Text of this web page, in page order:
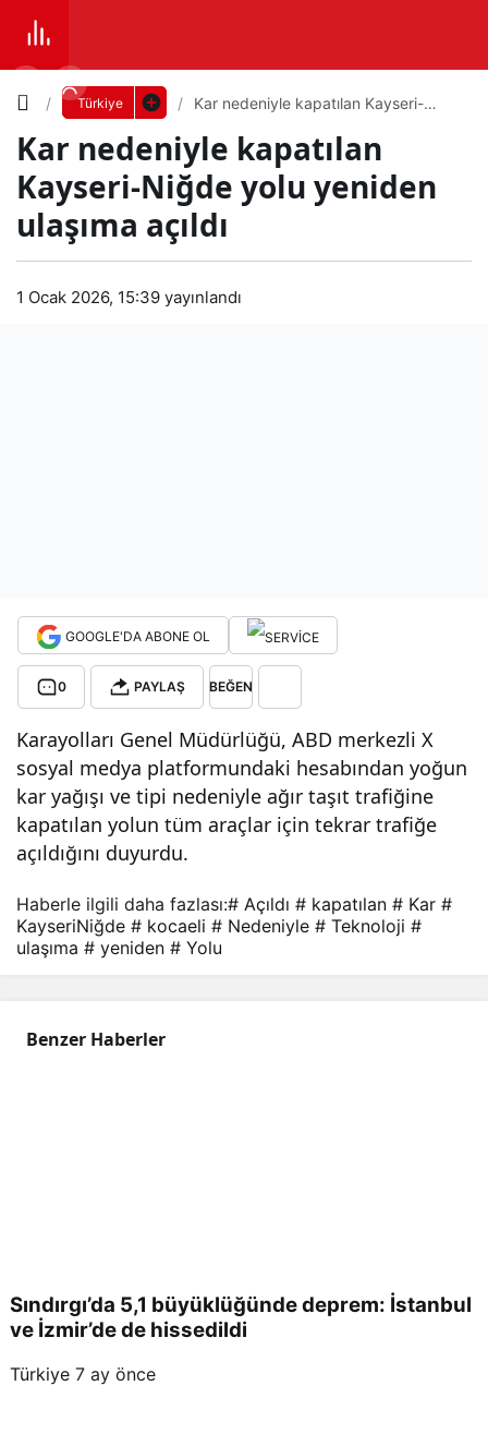
Türkiye
Kar nedeniyle kapatılan Kayseri-
Kar nedeniyle kapatılan
Kayseri-Niğde yolu yeniden
ulaşıma açıldı
1 Ocak 2026, 15:39 yayınlandı
GOOGLE'DA ABONE OL
0 PAYLAŞ BEĞEN
Karayolları Genel Müdürlüğü, ABD merkezli X
sosyal medya platformundaki hesabından yoğun
kar yağışı ve tipi nedeniyle ağır taşıt trafiğine
kapatılan yolun tüm araçlar için tekrar trafiğe
açıldığını duyurdu.
Kar
Kay
seri
-
Niğ
yolu
dı
Yazı
Boyutunu
Ayarla
0 PAYLAŞ
Haberle ilgili daha fazlası:# Açıldı # kapatılan # Kar #
KayseriNiğde # kocaeli # Nedeniyle # Teknoloji #
ulaşıma # yeniden # Yolu
Benzer Haberler
Sındırgı’da 5,1 büyüklüğünde deprem: İstanbul
ve İzmir’de de hissedildi
Türkiye 7 ay önce